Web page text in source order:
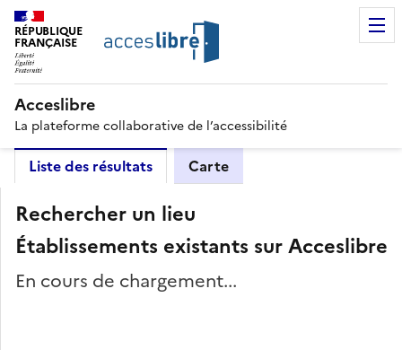
RÉPUBLIQUE
FRANÇAISE
Acceslibre
La plateforme collaborative de l’accessibilité
Liste des résultats Carte
Rechercher un lieu
Établissements existants sur Acceslibre
En cours de chargement...